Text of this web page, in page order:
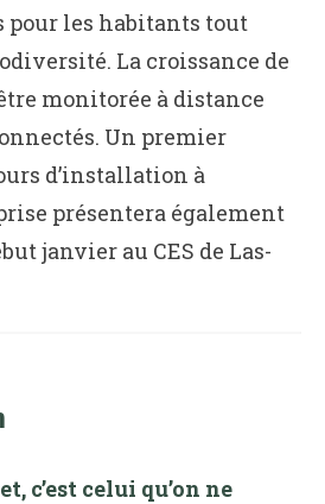
pour les habitants tout
La croissance de
monitorée à distance
Un premier
d’installation à
présentera également
janvier au CES de Las-
c’est celui qu’on ne